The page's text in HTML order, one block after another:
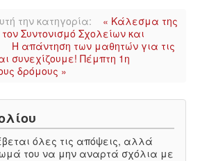
/ ΘΕΩΡΊΑ
ΙΣΤΟΡΊΑ
ΠΟΛΙΤΙΣΜΌΣ
/ ΤΈΧΝΗ
την κατηγορία:
« Κάλεσμα της
Συντονισμό Σχολείων και
Η απάντηση των μαθητών για τις
συνεχίζουμε! Πέμπτη 1η
δρόμους »
όλες τις απόψεις, αλλά
του να μην αναρτά σχόλια με